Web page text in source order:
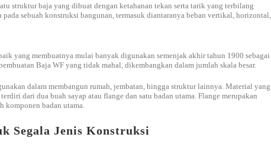
struktur baja yang dibuat dengan ketahanan tekan serta tarik yang terbilang
sebuah konstruksi bangunan, termasuk diantaranya beban vertikal, horizontal,
yang membuatnya mulai banyak digunakan semenjak akhir tahun 1900 sebagai
Baja WF yang tidak mahal, dikembangkan dalam jumlah skala besar.
dalam membangun rumah, jembatan, hingga struktur lainnya. Material yang
dari dua buah sayap atau flange dan satu badan utama. Flange merupakan
komponen badan utama.
Segala Jenis Konstruksi